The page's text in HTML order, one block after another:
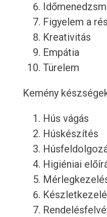
Figyelem a
Kreativitás
Empátia
Türelem
Kemény
Hús vágás
Húskészítés
Higiéniai